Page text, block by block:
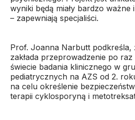
wyniki będą miały bardzo ważne
– zapewniają specjaliści.
Prof. Joanna Narbutt podkreśla,
zakłada przeprowadzenie po
świecie badania klinicznego w
pediatrycznych na AZS od 2.
na celu określenie
terapii cyklosporyną i